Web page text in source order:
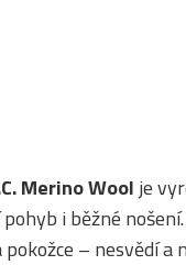
Merino Wool je
i běžné
– nesvědí a